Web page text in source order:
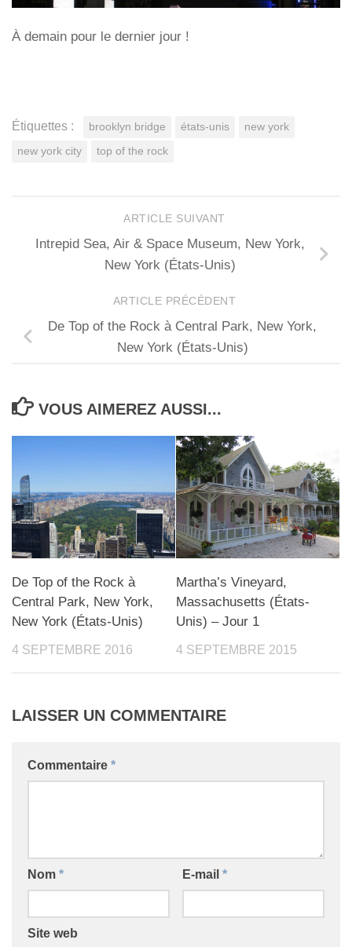
À demain pour le dernier jour !
Étiquettes : brooklyn bridge états-unis new york
new york city top of the rock
ARTICLE SUIVANT
Intrepid Sea, Air & Space Museum, New York,
New York (États-Unis)
ARTICLE PRÉCÉDENT
De Top of the Rock à Central Park, New York,
New York (États-Unis)
VOUS AIMEREZ AUSSI...
De Top of the Rock à
Central Park, New York,
New York (États-Unis)
4 SEPTEMBRE 2016
Martha’s Vineyard,
Massachusetts (États-
Unis) – Jour 1
4 SEPTEMBRE 2015
LAISSER UN COMMENTAIRE
Commentaire *
Nom * E-mail *
Site web